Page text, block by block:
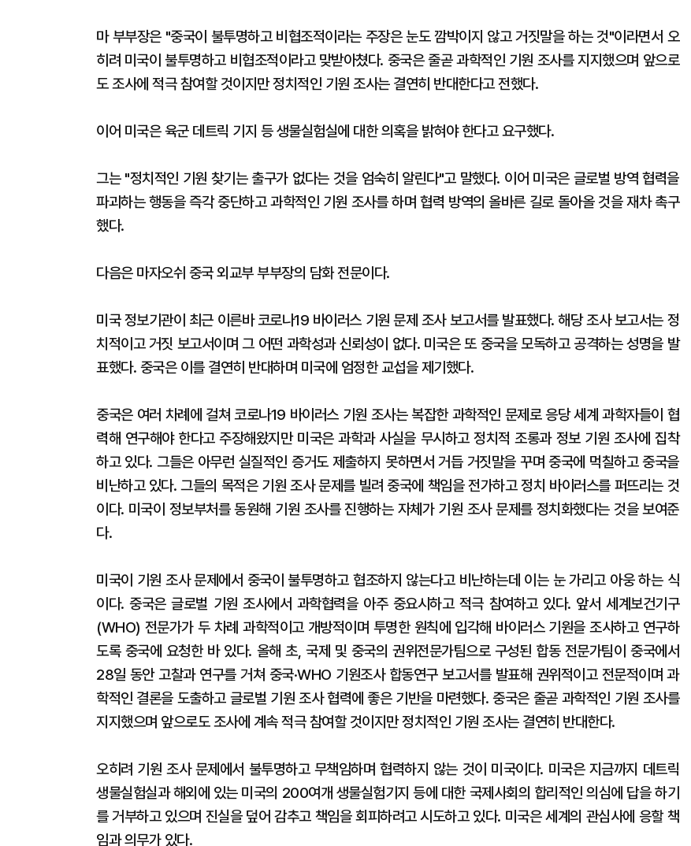
마 부부장은 "중국이 불투명하고 비협조적이라는 주장은 눈도 깜박이지 않고 거짓말을 하는 것"이라면서 오
히려 미국이 불투명하고 비협조적이라고 맞받아쳤다. 중국은 줄곧 과학적인 기원 조사를 지지했으며 앞으로
도 조사에 적극 참여할 것이지만 정치적인 기원 조사는 결연히 반대한다고 전했다.
이어 미국은 육군 데트릭 기지 등 생물실험실에 대한 의혹을 밝혀야 한다고 요구했다.
그는 "정치적인 기원 찾기는 출구가 없다는 것을 엄숙히 알린다"고 말했다. 이어 미국은 글로벌 방역 협력을
파괴하는 행동을 즉각 중단하고 과학적인 기원 조사를 하며 협력 방역의 올바른 길로 돌아올 것을 재차 촉구
했다.
다음은 마자오쉬 중국 외교부 부부장의 담화 전문이다.
미국 정보기관이 최근 이른바 코로나19 바이러스 기원 문제 조사 보고서를 발표했다. 해당 조사 보고서는 정
치적이고 거짓 보고서이며 그 어떤 과학성과 신뢰성이 없다. 미국은 또 중국을 모독하고 공격하는 성명을 발
표했다. 중국은 이를 결연히 반대하며 미국에 엄정한 교섭을 제기했다.
중국은 여러 차례에 걸쳐 코로나19 바이러스 기원 조사는 복잡한 과학적인 문제로 응당 세계 과학자들이 협
력해 연구해야 한다고 주장해왔지만 미국은 과학과 사실을 무시하고 정치적 조롱과 정보 기원 조사에 집착
하고 있다. 그들은 아무런 실질적인 증거도 제출하지 못하면서 거듭 거짓말을 꾸며 중국에 먹칠하고 중국을
비난하고 있다. 그들의 목적은 기원 조사 문제를 빌려 중국에 책임을 전가하고 정치 바이러스를 퍼뜨리는 것
이다. 미국이 정보부처를 동원해 기원 조사를 진행하는 자체가 기원 조사 문제를 정치화했다는 것을 보여준
다.
미국이 기원 조사 문제에서 중국이 불투명하고 협조하지 않는다고 비난하는데 이는 눈 가리고 아웅 하는 식
이다. 중국은 글로벌 기원 조사에서 과학협력을 아주 중요시하고 적극 참여하고 있다. 앞서 세계보건기구
(WHO) 전문가가 두 차례 과학적이고 개방적이며 투명한 원칙에 입각해 바이러스 기원을 조사하고 연구하
도록 중국에 요청한 바 있다. 올해 초, 국제 및 중국의 권위전문가팀으로 구성된 합동 전문가팀이 중국에서
28일 동안 고찰과 연구를 거쳐 중국·WHO 기원조사 합동연구 보고서를 발표해 권위적이고 전문적이며 과
학적인 결론을 도출하고 글로벌 기원 조사 협력에 좋은 기반을 마련했다. 중국은 줄곧 과학적인 기원 조사를
지지했으며 앞으로도 조사에 계속 적극 참여할 것이지만 정치적인 기원 조사는 결연히 반대한다.
오히려 기원 조사 문제에서 불투명하고 무책임하며 협력하지 않는 것이 미국이다. 미국은 지금까지 데트릭
생물실험실과 해외에 있는 미국의 200여개 생물실험기지 등에 대한 국제사회의 합리적인 의심에 답을 하기
를 거부하고 있으며 진실을 덮어 감추고 책임을 회피하려고 시도하고 있다. 미국은 세계의 관심사에 응할 책
임과 의무가 있다.